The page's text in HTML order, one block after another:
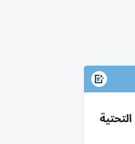
حتى 12م لتطوير البنية التحتية